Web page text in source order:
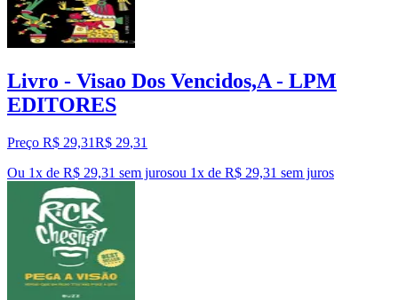
Livro - Visao Dos Vencidos,A - LPM
EDITORES
Preço R$ 29,31R$ 29,31
Ou 1x de R$ 29,31 sem jurosou 1x de R$ 29,31 sem juros